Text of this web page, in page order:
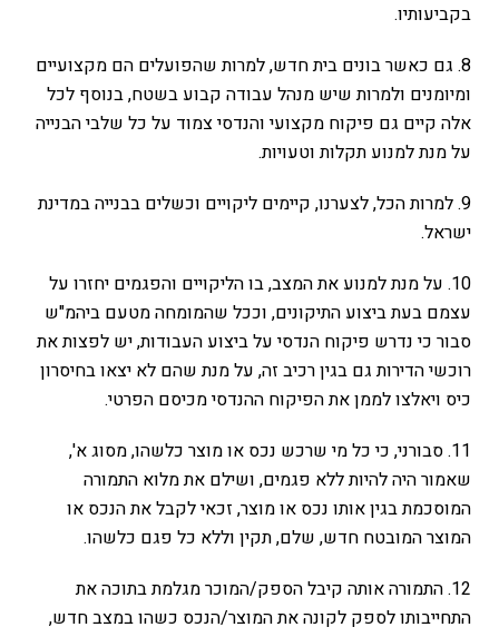
בקביעותיו.
8. גם כאשר בונים בית חדש, למרות שהפועלים הם מקצועיים
ומיומנים ולמרות שיש מנהל עבודה קבוע בשטח, בנוסף לכל
אלה קיים גם פיקוח מקצועי והנדסי צמוד על כל שלבי הבנייה
על מנת למנוע תקלות וטעויות.
9. למרות הכל, לצערנו, קיימים ליקויים וכשלים בבנייה במדינת
ישראל.
10. על מנת למנוע את המצב, בו הליקויים והפגמים יחזרו על
עצמם בעת ביצוע התיקונים, וככל שהמומחה מטעם ביהמ"ש
סבור כי נדרש פיקוח הנדסי על ביצוע העבודות, יש לפצות את
רוכשי הדירות גם בגין רכיב זה, על מנת שהם לא יצאו בחיסרון
כיס ויאלצו לממן את הפיקוח ההנדסי מכיסם הפרטי.
11. סבורני, כי כל מי שרכש נכס או מוצר כלשהו, מסוג א',
שאמור היה להיות ללא פגמים, ושילם את מלוא התמורה
המוסכמת בגין אותו נכס או מוצר, זכאי לקבל את הנכס או
המוצר המובטח חדש, שלם, תקין וללא כל פגם כלשהו.
12. התמורה אותה קיבל הספק/המוכר מגלמת בתוכה את
התחייבותו לספק לקונה את המוצר/הנכס כשהו במצב חדש,